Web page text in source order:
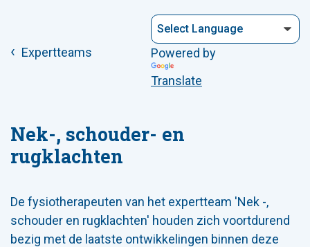
Expertteams
Powered by
Translate
Nek-, schouder- en
rugklachten
De fysiotherapeuten van het expertteam 'Nek -,
schouder en rugklachten' houden zich voortdurend
bezig met de laatste ontwikkelingen binnen deze